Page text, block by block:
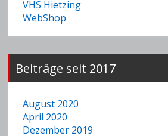
VHS Hietzing
WebShop
Beiträge seit 2017
August 2020
April 2020
Dezember 2019